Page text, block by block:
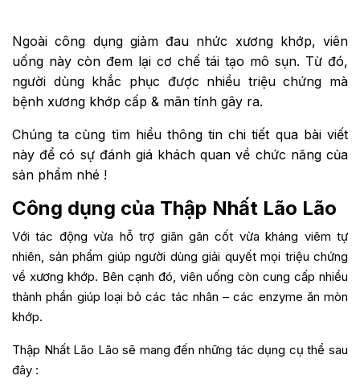
Ngoài công dụng giảm đau nhức xương khớp, viên
uống này còn đem lại cơ chế tái tạo mô sụn. Từ đó,
người dùng khắc phục được nhiều triệu chứng mà
bệnh xương khớp cấp & mãn tính gây ra.
Chúng ta cùng tìm hiểu thông tin chi tiết qua bài viết
này để có sự đánh giá khách quan về chức năng của
sản phẩm nhé !
Công dụng của Thập Nhất Lão Lão
Với tác động vừa hỗ trợ giãn gân cốt vừa kháng viêm tự
nhiên, sản phẩm giúp người dùng giải quyết mọi triệu chứng
về xương khớp. Bên cạnh đó, viên uống còn cung cấp nhiều
thành phần giúp loại bỏ các tác nhân – các enzyme ăn mòn
khớp.
Thập Nhất Lão Lão sẽ mang đến những tác dụng cụ thể sau
đây :